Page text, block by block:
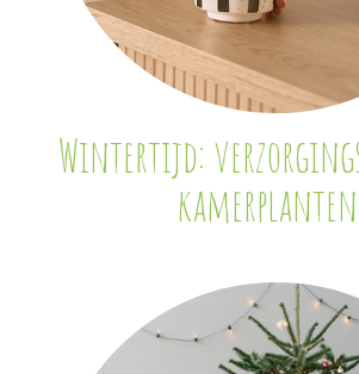
Wintertijd:
kamerplanten